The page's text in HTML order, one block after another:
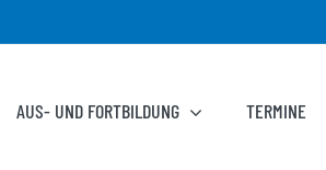
AUS- UND FORTBILDUNG TERMINE